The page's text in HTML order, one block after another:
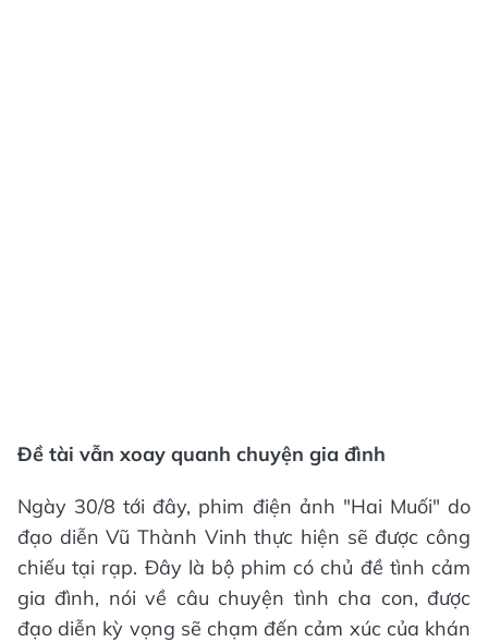
Đề tài vẫn xoay quanh chuyện gia đình
Ngày 30/8 tới đây, phim điện ảnh "Hai Muối" do
đạo diễn Vũ Thành Vinh thực hiện sẽ được công
chiếu tại rạp. Đây là bộ phim có chủ đề tình cảm
gia đình, nói về câu chuyện tình cha con, được
đạo diễn kỳ vọng sẽ chạm đến cảm xúc của khán